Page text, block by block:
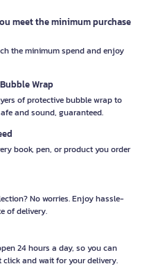
meet the minimum purchase
the minimum spend and enjoy
Wrap
of protective bubble wrap to
and sound, guaranteed.
book, pen, or product you order
No worries. Enjoy hassle-
of delivery.
24 hours a day, so you can
and wait for your delivery.